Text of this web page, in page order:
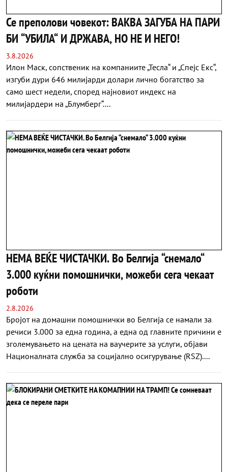
Се преполови човекот: ВАКВА ЗАГУБА НА ПАРИ
БИ “УБИЛА“ И ДРЖАВА, НО НЕ И НЕГО!
3.8.2026
Илон Маск, сопственик на компаниите „Тесла“ и „Спејс Екс“,
изгуби дури 646 милијарди долари лично богатство за
само шест недели, според најновиот индекс на
милијардери на „Блумберг“....
НЕМА ВЕЌЕ ЧИСТАЧКИ. Во Белгија “снемало“
3.000 куќни помошнички, можеби сега чекаат
роботи
2.8.2026
Бројот на домашни помошнички во Белгија се намали за
речиси 3.000 за една година, а една од главните причини е
зголемувањето на цената на ваучерите за услуги, објави
Националната служба за социјално осигурување (RSZ)....